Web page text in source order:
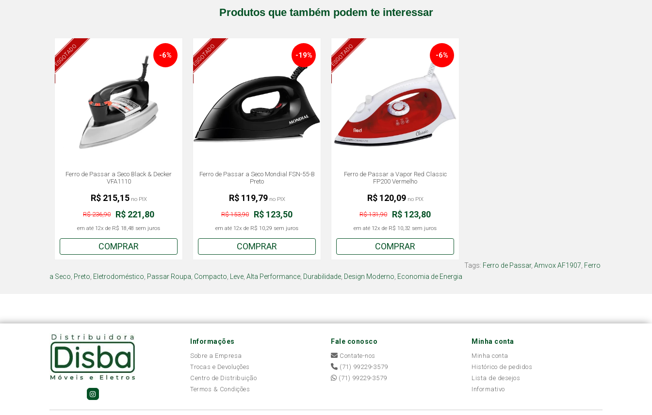
Produtos que também podem te interessar
ESGOTADO
Ferro de Passar a Seco Black & Decker
VFA1110
-6%
R$ 221,80
R$ 236,90
em até 12x de R$ 18,48 sem juros
R$ 215,15no PIX
COMPRAR
ESGOTADO
Ferro de Passar a Seco Mondial FSN-55-B
Preto
-19%
R$ 123,50
R$ 153,90
em até 12x de R$ 10,29 sem juros
R$ 119,79no PIX
COMPRAR
ESGOTADO
Ferro de Passar a Vapor Red Classic
FP200 Vermelho
-6%
R$ 123,80
R$ 131,90
em até 12x de R$ 10,32 sem juros
R$ 120,09no PIX
COMPRAR
Tags: Ferro de Passar, Amvox AF1907 Ferro
a Seco Preto Eletrodoméstico Passar Roupa Compacto Leve Alta Performance Durabilidade Design Moderno Economia de Energia
Informações
Sobre a Empresa
Trocas e Devoluções
Centro de Distribuição
Termos & Condições
Fale conosco
Contate-nos
(71) 99229-3579
(71) 99229-3579
Minha conta
Minha conta
Histórico de pedidos
Lista de desejos
Informativo